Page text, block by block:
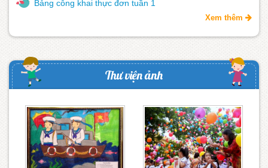
Bảng công khai thực đơn tuần 1
Xem thêm
Thư viện ảnh